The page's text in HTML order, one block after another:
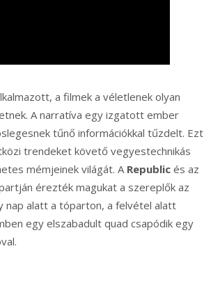
a filmek a véletlenek olyan
A narratíva egy izgatott ember
tűnő információkkal tűzdelt. Ezt
trendeket követő vegyestechnikás
mémjeinek világát. A Republic és az
érezték magukat a szereplők az
alatt a tóparton, a felvétel alatt
egy elszabadult quad csapódik egy